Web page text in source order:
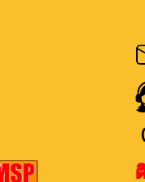
งิน ติดต่อ